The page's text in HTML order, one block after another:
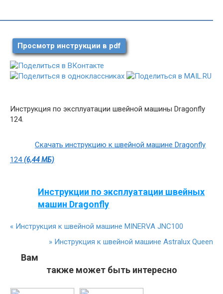
Просмотр инструкции в pdf
Инструкция по эксплуатации швейной машины Dragonfly
124.
Скачать инструкцию к швейной машине Dragonfly
124(6,44 МБ)
Инструкции по эксплуатации швейных
машин Dragonfly
« Инструкция к швейной машине MINERVA JNC100
» Инструкция к швейной машине Astralux Queen
Вам
также может быть интересно